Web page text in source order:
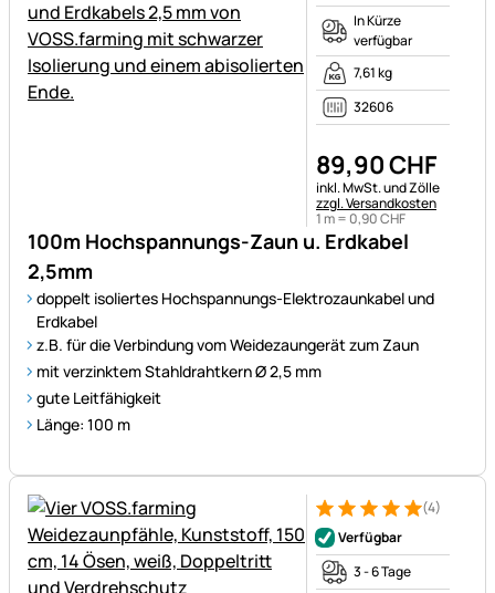
100m Hochspannungs-Zaun u. Erdkabel
2,5mm
doppelt isoliertes Hochspannungs-Elektrozaunkabel und
Erdkabel
z.B. für die Verbindung vom Weidezaungerät zum Zaun
mit verzinktem Stahldrahtkern Ø 2,5 mm
gute Leitfähigkeit
Länge: 100 m
In Kürze
verfügbar
7,61 kg
32606
89,90CHF
Steuerhinweis:
inkl. MwSt. und Zölle
zzgl. Versandkosten
1 m = 0,90CHF
Bewertung: 5 von 5 (4
4 Bewertungen
(4)
Verfügbar
3 - 6 Tage